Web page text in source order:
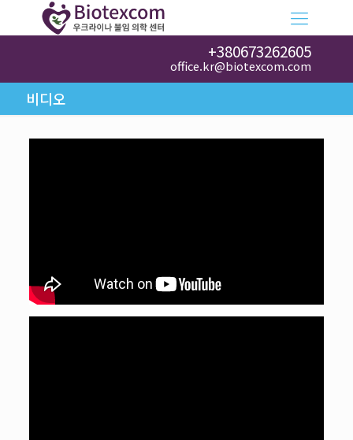
+380673262605
office.kr@biotexcom.com
비디오